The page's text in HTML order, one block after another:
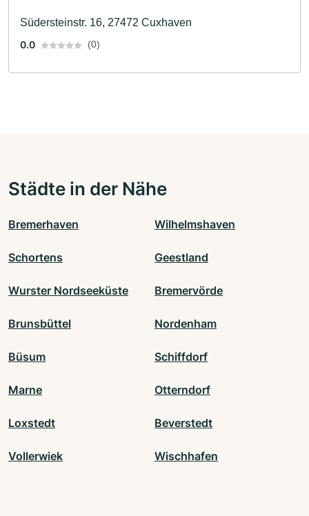
Südersteinstr. 16, 27472 Cuxhaven
0.0
(0)
Städte in der Nähe
Bremerhaven Wilhelmshaven
Schortens Geestland
Wurster Nordseeküste Bremervörde
Brunsbüttel Nordenham
Büsum Schiffdorf
Marne Otterndorf
Loxstedt Beverstedt
Vollerwiek Wischhafen